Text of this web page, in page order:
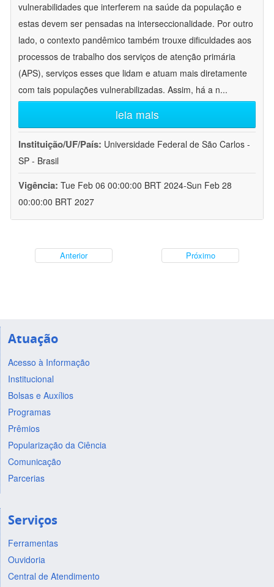
vulnerabilidades que interferem na saúde da população e
estas devem ser pensadas na interseccionalidade. Por outro
lado, o contexto pandêmico também trouxe dificuldades aos
processos de trabalho dos serviços de atenção primária
(APS), serviços esses que lidam e atuam mais diretamente
com tais populações vulnerabilizadas. Assim, há a n...
leia mais
Instituição/UF/País: Universidade Federal de São Carlos -
SP - Brasil
Vigência: Tue Feb 06 00:00:00 BRT 2024-Sun Feb 28
00:00:00 BRT 2027
Anterior Próximo
Atuação
Acesso à Informação
Institucional
Bolsas e Auxílios
Programas
Prêmios
Popularização da Ciência
Comunicação
Parcerias
Serviços
Ferramentas
Ouvidoria
Central de Atendimento